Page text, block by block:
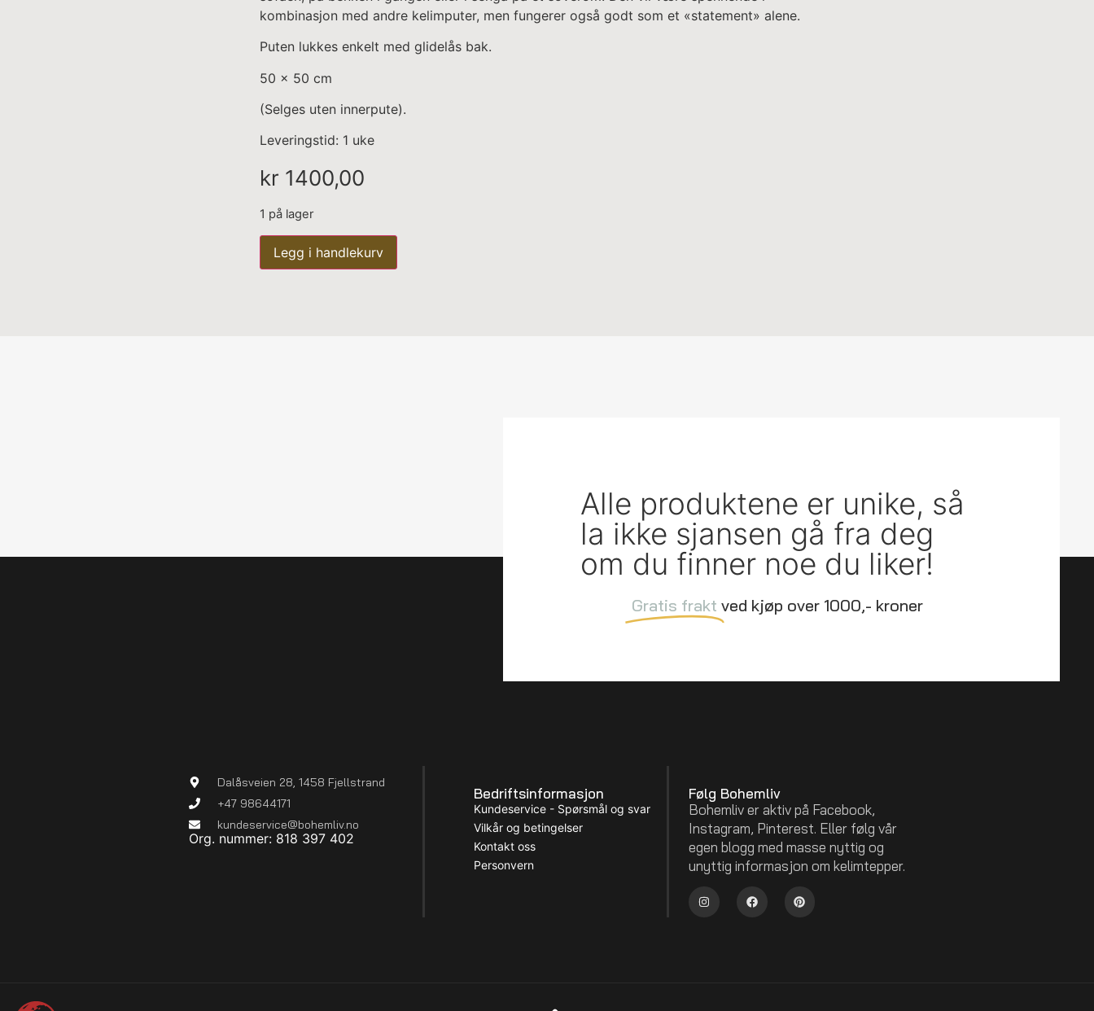
kombinasjon med andre kelimputer, men fungerer også godt som et «statement» alene.
Puten lukkes enkelt med glidelås bak.
50 x 50 cm
(Selges uten innerpute).
Leveringstid: 1 uke
kr 1400,00
1 på lager
Legg i handlekurv
Alle produktene er unike, så
la ikke sjansen gå fra deg
om du finner noe du liker!
Gratis frakt ved kjøp over 1000,- kroner
Dalåsveien 28, 1458 Fjellstrand
+47 98644171
kundeservice@bohemliv.no
Org. nummer: 818 397 402
Bedriftsinformasjon
Kundeservice - Spørsmål og svar
Vilkår og betingelser
Kontakt oss
Personvern
Følg Bohemliv
Bohemliv er aktiv på Facebook,
Instagram, Pinterest. Eller følg vår
egen blogg med masse nyttig og
unyttig informasjon om kelimtepper.